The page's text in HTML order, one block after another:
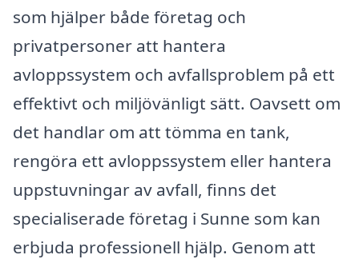
som hjälper både företag och
privatpersoner att hantera
avloppssystem och avfallsproblem på ett
effektivt och miljövänligt sätt. Oavsett om
det handlar om att tömma en tank,
rengöra ett avloppssystem eller hantera
uppstuvningar av avfall, finns det
specialiserade företag i Sunne som kan
erbjuda professionell hjälp. Genom att